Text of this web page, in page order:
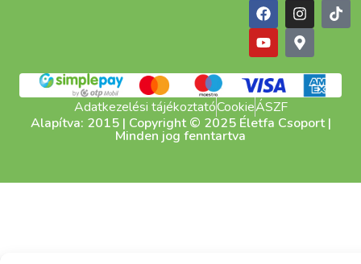
Adatkezelési tájékoztatóCookieÁSZF
Alapítva: 2015 | Copyright © 2025 Életfa Csoport |
Minden jog fenntartva